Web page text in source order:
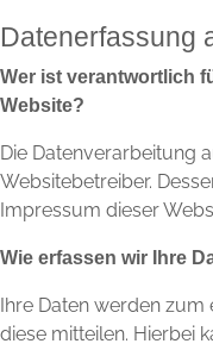
Datenerfassung
Wer ist verantwortlich
Website?
Die Datenverarbeitung
Websitebetreiber.
Impressum dieser
Wie erfassen wir Ihre
Ihre Daten werden zum
diese mitteilen. Hierbei